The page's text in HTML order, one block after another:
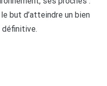
but d’atteindre un bien